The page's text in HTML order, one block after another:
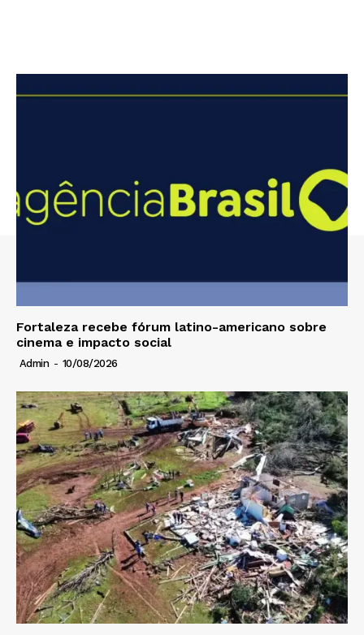
Fortaleza recebe fórum latino-americano sobre
cinema e impacto social
Admin - 10/08/2026